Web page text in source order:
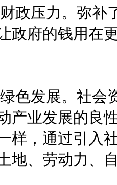
压力。弥补
政府的钱用在
发展。社会
产业发展的良
样，通过引入
地、劳动力、